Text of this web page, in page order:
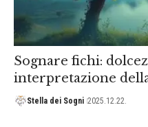
Sognare fichi:
interpretazione
Stella dei Sogni 2025.12.22.